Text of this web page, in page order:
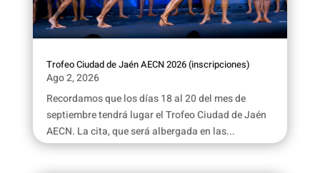
Trofeo Ciudad de Jaén AECN 2026 (inscripciones)
Ago 2, 2026
Recordamos que los días 18 al 20 del mes de
septiembre tendrá lugar el Trofeo Ciudad de Jaén
AECN. La cita, que será albergada en las...